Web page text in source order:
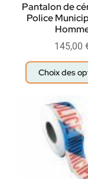
Pantalon de
Police
145,00
Choix des